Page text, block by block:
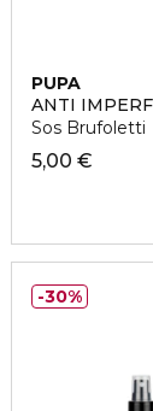
PUPA
ANTI
Sos Brufoletti
5,00 €
30%